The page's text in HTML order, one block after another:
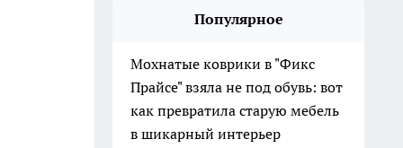
Популярное
Мохнатые коврики в "Фикс
Прайсе" взяла не под обувь: вот
как превратила старую мебель
в шикарный интерьер